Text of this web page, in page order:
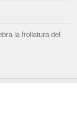
la frollatura del